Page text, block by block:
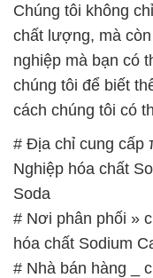
Chúng tôi không
chất lượng, mà
nghiệp mà bạn có
chúng tôi để biết
cách chúng tôi có
# Địa chỉ cung cấp
Nghiệp hóa chất
Soda
# Nơi phân phối »
hóa chất Sodium
# Nhà bán hàng _